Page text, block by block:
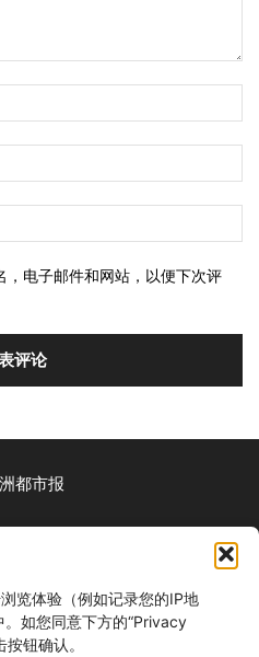
览体验（例如记录您的IP地
如您同意下方的“Privacy
钮确认。
，电子邮件和网站，以便下次评
我们